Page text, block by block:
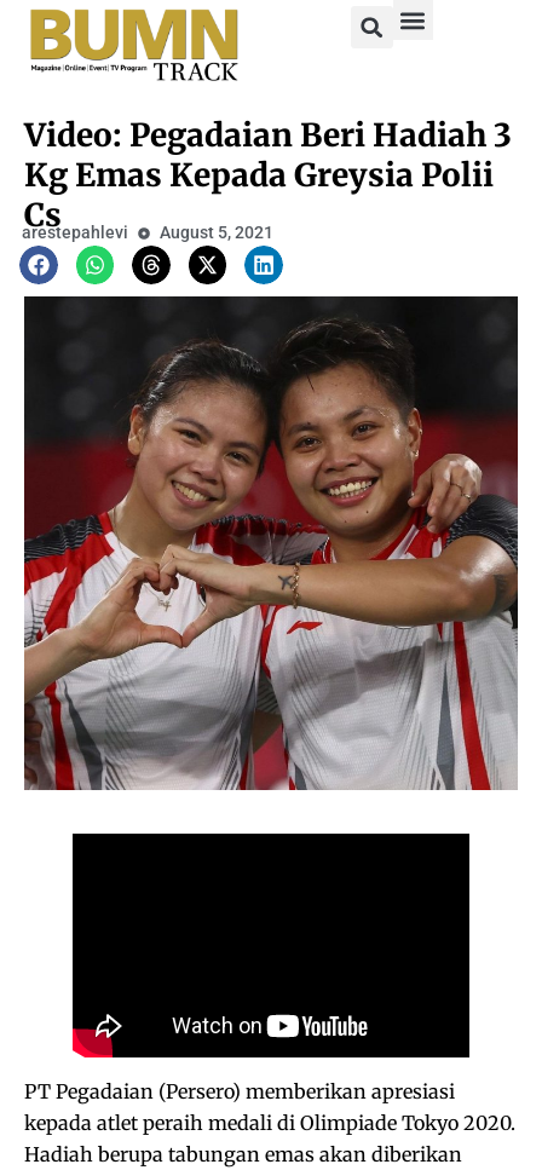
Video: Pegadaian Beri Hadiah 3
Kg Emas Kepada Greysia Polii
Cs
arestepahlevi August 5, 2021
PT Pegadaian (Persero) memberikan apresiasi
kepada atlet peraih medali di Olimpiade Tokyo 2020.
Hadiah berupa tabungan emas akan diberikan